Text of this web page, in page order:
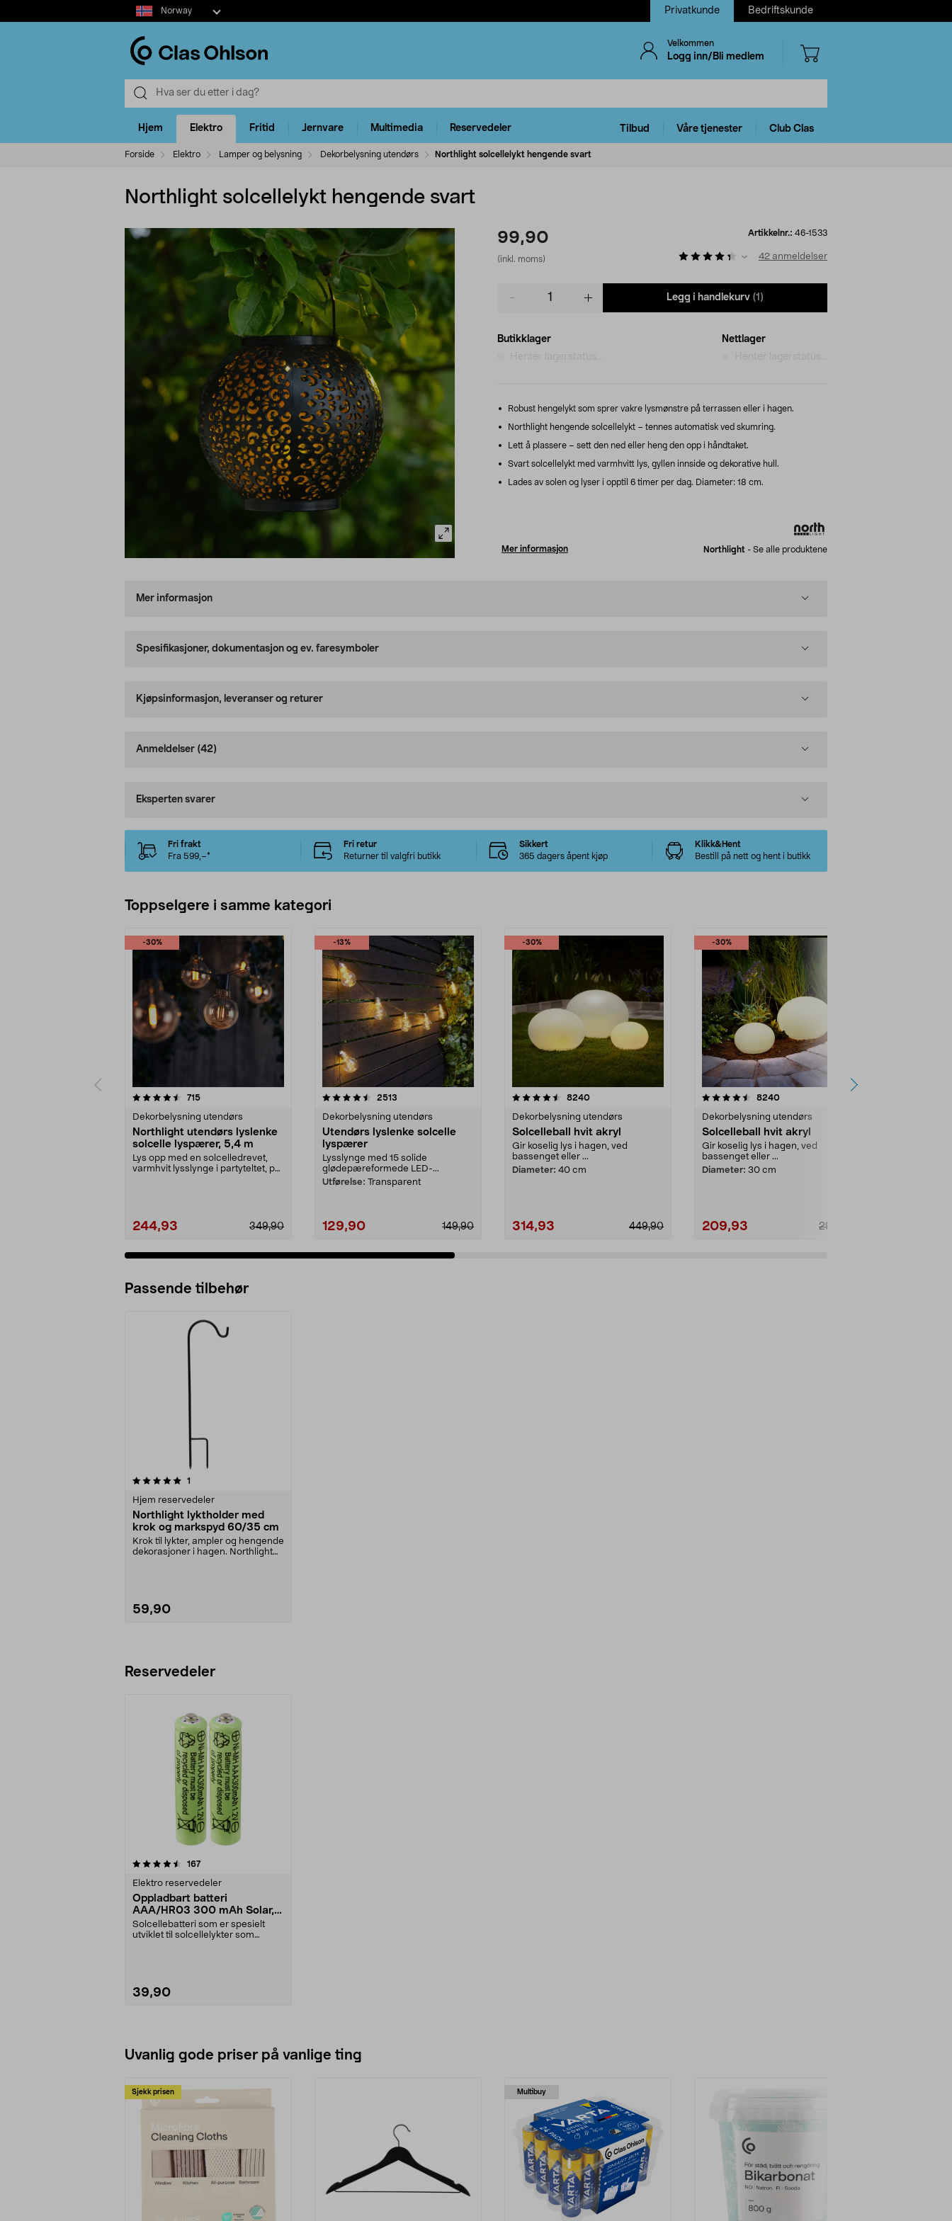
Select
market
Norway Privatkunde Bedriftskunde
Velkommen
Logg inn/Bli medlem
Hjem Elektro Fritid Jernvare Multimedia Reservedeler Tilbud Våre tjenester Club Clas
Forside Elektro Lamper og belysning Dekorbelysning utendørs Northlight solcellelykt hengende svart
Northlight solcellelykt hengende svart
99,90
(inkl. moms)
Artikkelnr.: 46-1533
42 anmeldelser
Legg i handlekurv (1)
Butikklager
Nettlager
Robust hengelykt som sprer vakre lysmønstre på terrassen eller i hagen.
Northlight hengende solcellelykt – tennes automatisk ved skumring.
Lett å plassere – sett den ned eller heng den opp i håndtaket.
Svart solcellelykt med varmhvitt lys, gyllen innside og dekorative hull.
Lades av solen og lyser i opptil 6 timer per dag. Diameter: 18 cm.
Mer informasjon Northlight - Se alle produktene
Mer informasjon
Spesifikasjoner, dokumentasjon og ev. faresymboler
Kjøpsinformasjon, leveranser og returer
Anmeldelser (42)
Eksperten svarer
Fri frakt
Fra 599,–*
Fri retur
Returner til valgfri butikk
Sikkert
365 dagers åpent kjøp
Klikk&Hent
Bestill på nett og hent i butikk
Toppselgere i samme kategori
-30%
715anmeldelser
Dekorbelysning utendørs
Northlight utendørs lyslenke
solcelle lyspærer, 5,4 m
Lys opp med en solcelledrevet,
varmhvit lysslynge i partyteltet, på
244,93 349,90
-13%
4.5 av 5 stjerner 2513
Dekorbelysning utendørs
Utendørs lyslenke solcelle
lyspærer
Lysslynge med 15 solide
glødepæreformede LED-...
Utførelse: Transparent
129,90 149,90
-30%
4.5 av 5 stjerner 8240anmeldelser
Dekorbelysning utendørs
Solcelleball hvit akryl
Gir koselig lys i hagen, ved
bassenget eller ...
Diameter: 40 cm
314,93 449,90
-30%
4.5 av 5 stjerner 8240anmeldelser
Dekorbelysning utendørs
Solcelleball hvit akryl
Gir koselig lys i hagen, ved
bassenget eller ...
Diameter: 30 cm
209,93 299,90
4.5 av 5 stjerner
Passende tilbehør
1
Hjem reservedeler
Northlight lyktholder med
krok og markspyd 60/35 cm
Krok til lykter, ampler og hengende
dekorasjoner i hagen. Northlight
59,90
Reservedeler
167anmeldelser
Elektro reservedeler
Oppladbart batteri
AAA/HR03 300 mAh Solar,
2-pakning
Solcellebatteri som er spesielt
utviklet til solcellelykter som
39,90
Uvanlig gode priser på vanlige ting
Sjekk prisen Multibuy